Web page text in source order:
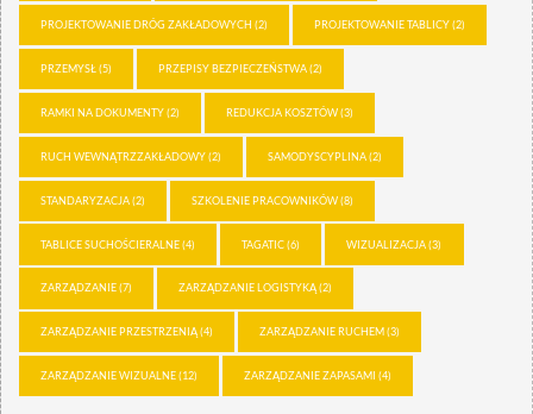
PROJEKTOWANIE DRÓG ZAKŁADOWYCH (2) PROJEKTOWANIE TABLICY(2)
PRZEMYSŁ (5) PRZEPISY BEZPIECZEŃSTWA(2)
RAMKI NA DOKUMENTY(2) REDUKCJA KOSZTÓW(3)
RUCH WEWNĄTRZZAKŁADOWY(2) SAMODYSCYPLINA(2)
STANDARYZACJA(2) SZKOLENIE PRACOWNIKÓW(8)
TABLICE SUCHOŚCIERALNE(4) TAGATIC(6) WIZUALIZACJA(3)
ZARZĄDZANIE(7) ZARZĄDZANIE LOGISTYKĄ(2)
ZARZĄDZANIE PRZESTRZENIĄ(4) ZARZĄDZANIE RUCHEM (3)
ZARZĄDZANIE WIZUALNE(12) ZARZĄDZANIE ZAPASAMI (4)